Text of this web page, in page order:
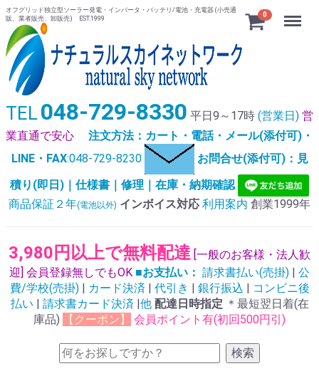
オフグリッド独立型ソーラー発電・インバータ・バッテリ/電池・充電器 (小売通
販、業者販売、卸販売) EST.1999
0 Menu
TEL 048-729-8330 平日9～17時 (営業日) 営
業直通で安心
注文方法：カート・電話・メール(添付可)・
LINE・FAX:048-729-8230
お問合せ(添付可)：見
積り(即日)｜仕様書｜修理｜在庫・納期確認
商品保証２年(電池以外) インボイス対応 利用案内 創業1999年
3,980円以上で無料配達 [一般のお客様・法人歓
迎] 会員登録無しでもOK ■お支払い： 請求書払い(売掛) | 公
費/学校(売掛) | カード決済 | 代引き | 銀行振込 | コンビニ後
払い | 請求書カード決済 |他 配達日時指定 ＊最短翌日着(在
庫品)
【クーポン】 会員ポイント有(初回500円引)
検索